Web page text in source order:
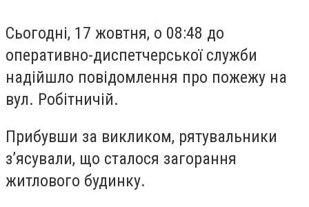
Сьогодні, 17 жовтня, о 08:48 до
оперативно-диспетчерської служби
надійшло повідомлення про пожежу на
вул. Робітничій.
Прибувши за викликом, рятувальники
з’ясували, що сталося загорання
житлового будинку.